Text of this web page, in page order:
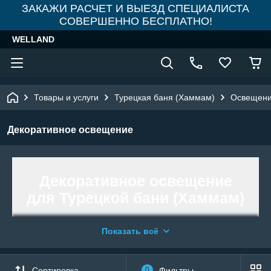
ЗАКАЖИ РАСЧЕТ И ВЫЕЗД СПЕЦИАЛИСТА
СОВЕРШЕННО БЕСПЛАТНО!
WELLAND
Товары и услуги Турецкая баня (Хаммам)
Декоративное освещение
бани- одна из тех самых важных
«мелочей», которая обеспечивает по-
Показать всё